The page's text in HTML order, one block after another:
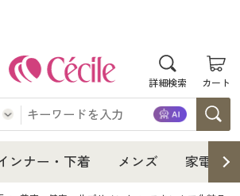
詳細検索 カート
ンナー・下着 メンズ 家電・
て
ョン
すべて